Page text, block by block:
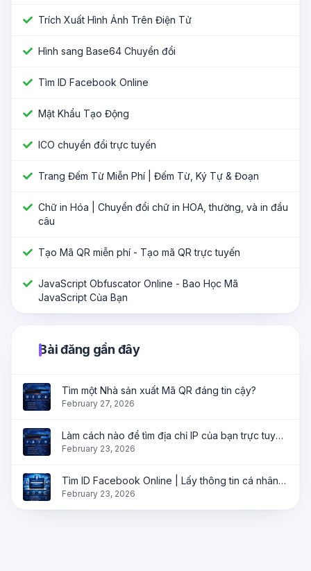
Trích Xuất Hình Ảnh Trên Điện Tử
Hình sang Base64 Chuyển đổi
Tìm ID Facebook Online
Mật Khẩu Tạo Động
ICO chuyển đổi trực tuyến
Trang Đếm Từ Miễn Phí | Đếm Từ, Ký Tự & Đoạn
Chữ in Hóa | Chuyển đổi chữ in HOA, thường, và in đầu
câu
Tạo Mã QR miễn phí - Tạo mã QR trực tuyến
JavaScript Obfuscator Online - Bao Học Mã
JavaScript Của Bạn
Bài đăng gần đây
Tìm một Nhà sản xuất Mã QR đáng tin cậy?
February 27, 2026
Làm cách nào để tìm địa chỉ IP của bạn trực tuyến ngay lập tức?
February 23, 2026
Tìm ID Facebook Online | Lấy thông tin cá nhân, trang và nhóm ngay lập tức
February 23, 2026